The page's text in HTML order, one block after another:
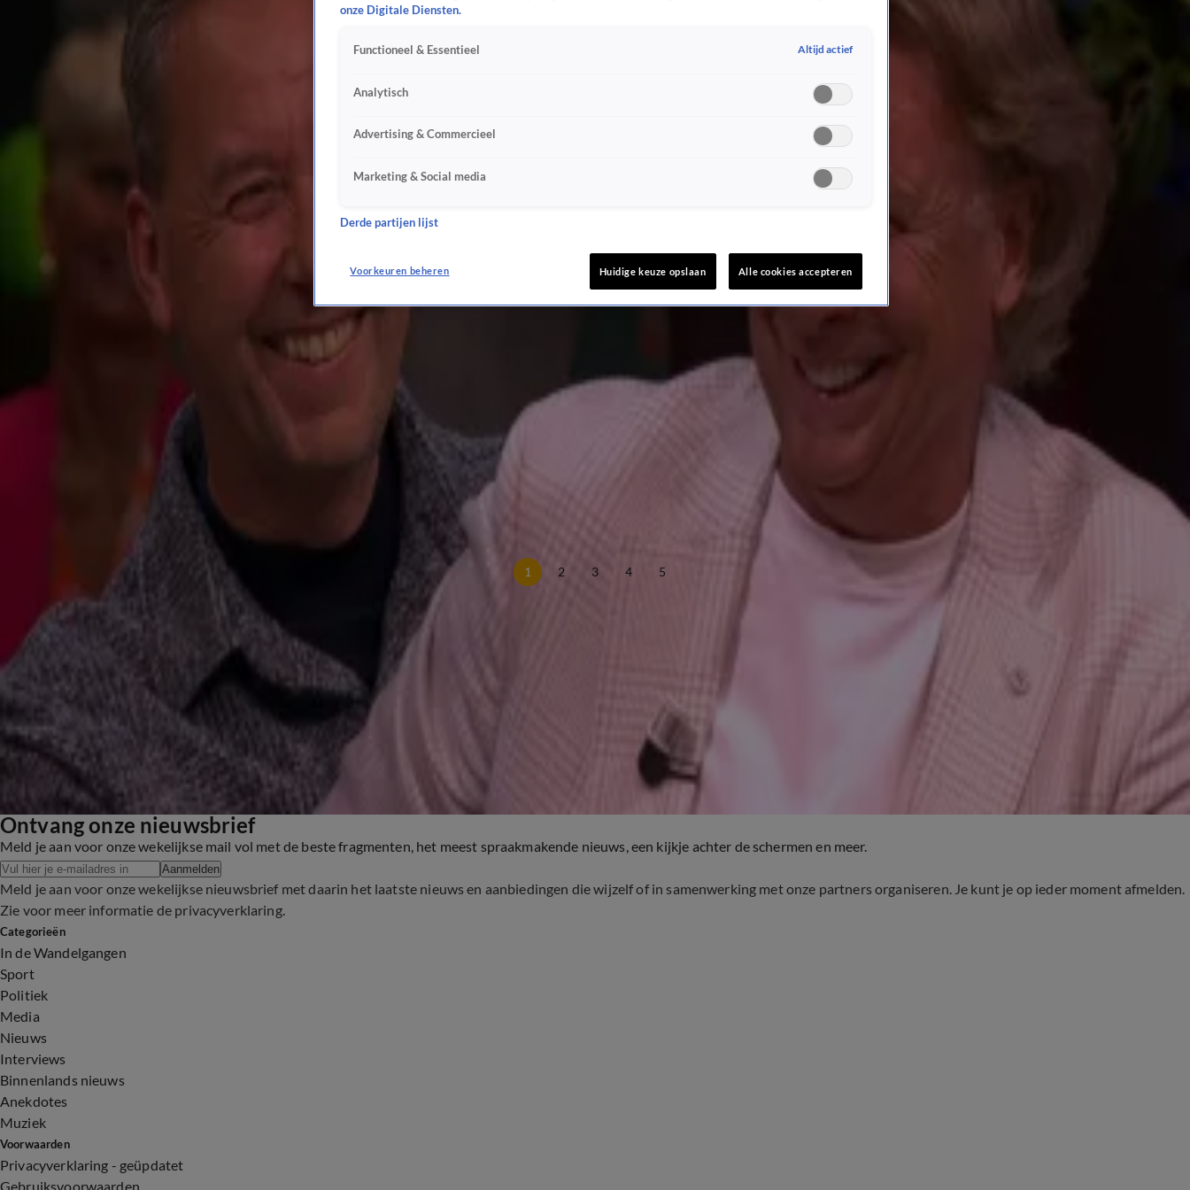
Hélène Hendriks corrigeert gast in live uitzending na appje: 'Je zit uit je nek te lullen!'
15 jan, 23:53
Sander de Kramer en Frank van Leeuwen donderdagavond te gast bij De Oranjewinter
MainCourse treedt woensdagavond op bij De Oranjewinter!
Thomas van Groningen en Ronald Molendijk woensdagavond te gast bij De Oranjewinter
Gerard Joling onderbreekt Hélène Hendriks en Raymond Mens: 'Wat een slechte aankondiging!'
Raymond Mens en Merel Ek dinsdagavond te gast bij De Oranjewinter
Rob Lamberti (George Michael) treedt maandagavond op bij De Oranjewinter!
1 2 3 4 5
Ontvang onze nieuwsbrief
Meld je aan voor onze wekelijkse mail vol met de beste fragmenten, het meest spraakmakende nieuws, een kijkje achter de schermen en meer.
Aanmelden
Meld je aan voor onze wekelijkse nieuwsbrief met daarin het laatste nieuws en aanbiedingen die wijzelf of in samenwerking met onze partners organiseren. Je kunt je op ieder moment afmelden.
Zie voor meer informatie de privacyverklaring.
Categorieën
In de Wandelgangen
Sport
Politiek
Media
Nieuws
Interviews
Binnenlands nieuws
Anekdotes
Muziek
Voorwaarden
Privacyverklaring - geüpdatet
Gebruiksvoorwaarden
onze Digitale Diensten.
Functioneel & Essentieel Altijd actief
Analytisch
Advertising & Commercieel
Marketing & Social media
Derde partijen lijst
Voorkeuren beheren Huidige keuze opslaan Alle cookies accepteren